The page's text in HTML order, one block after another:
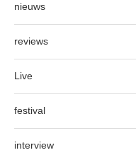
nieuws
reviews
Live
festival
interview